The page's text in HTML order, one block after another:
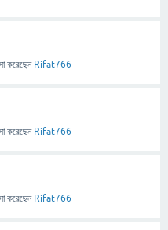
করেছেন Rifat766
করেছেন Rifat766
করেছেন Rifat766